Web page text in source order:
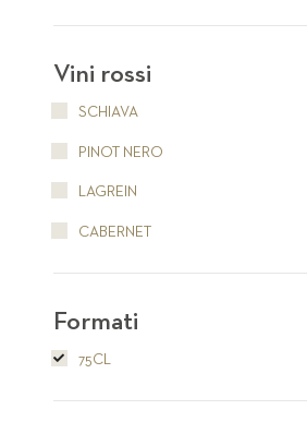
Vini rossi
SCHIAVA
PINOT NERO
LAGREIN
CABERNET
Formati
75CL